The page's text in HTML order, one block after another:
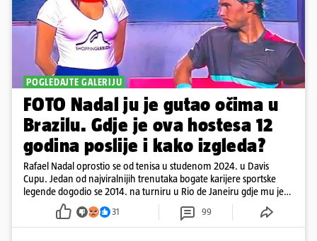
POGLEDAJTE GALERIJU
FOTO Nadal ju je gutao očima u
Brazilu. Gdje je ova hostesa 12
godina poslije i kako izgleda?
Rafael Nadal oprostio se od tenisa u studenom 2024. u Davis
Cupu. Jedan od najviralnijih trenutaka bogate karijere sportske
legende dogodio se 2014. na turniru u Rio de Janeiru gdje mu je
pažnju odvlačila ljepotica iza klupe
31 99